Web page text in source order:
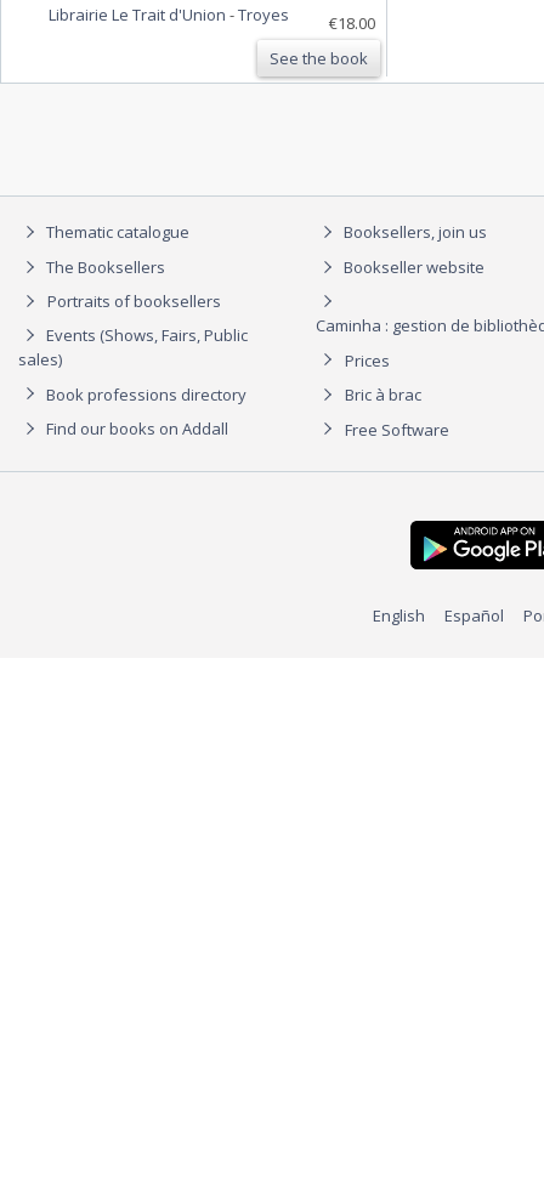
juillet soir 1790.
Librairie Le Trait d'Union -Troyes
€18.00
See the book
Thematic catalogue
The Booksellers
Portraits of booksellers
Events (Shows, Fairs, Public
sales)
Book professions directory
Find our books on Addall
Booksellers, join us
Bookseller website
Caminha : gestion de
Prices
Bric à brac
Free Software
English Español